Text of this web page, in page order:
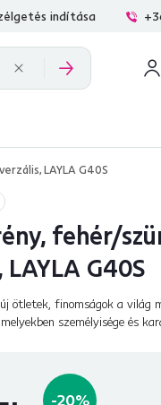
indítása
LAYLA G40S
fehér/
G40S
ötletek, finomságok a világ
személyisége és
-20%